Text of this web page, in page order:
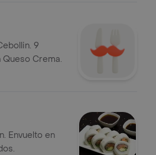
9
Queso Crema.
Envuelto en